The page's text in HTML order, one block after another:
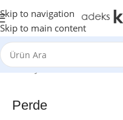
Skip to navigation
Skip to main content
Ana Sayfa Perde
Perde